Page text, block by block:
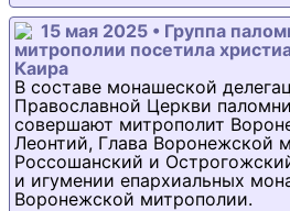
15 мая 2025 • Группа
митрополии посетила
Каира
В составе монашеской
Православной Церкви
совершают митрополит
Леонтий, Глава Воронежской
Россошанский и
и игумении епархиальных
Воронежской митрополии.